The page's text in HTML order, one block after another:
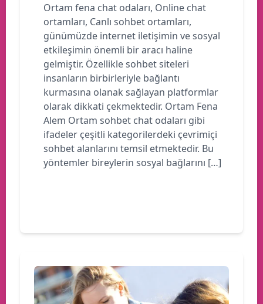
Ortam fena chat odaları, Online chat
ortamları, Canlı sohbet ortamları,
günümüzde internet iletişimin ve sosyal
etkileşimin önemli bir aracı haline
gelmiştir. Özellikle sohbet siteleri
insanların birbirleriyle bağlantı
kurmasına olanak sağlayan platformlar
olarak dikkati çekmektedir. Ortam Fena
Alem Ortam sohbet chat odaları gibi
ifadeler çeşitli kategorilerdeki çevrimiçi
sohbet alanlarını temsil etmektedir. Bu
yöntemler bireylerin sosyal bağlarını […]